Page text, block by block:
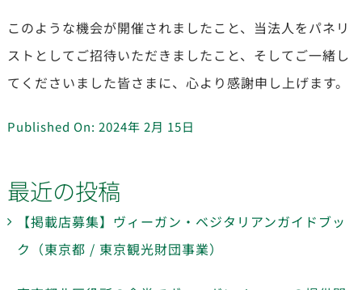
このような機会が開催されましたこと、当法人をパネリ
ストとしてご招待いただきましたこと、そしてご一緒し
てくださいました皆さまに、心より感謝申し上げます。
Published On: 2024年 2月 15日
最近の投稿
【掲載店募集】ヴィーガン・ベジタリアンガイドブッ
ク（東京都 / 東京観光財団事業）